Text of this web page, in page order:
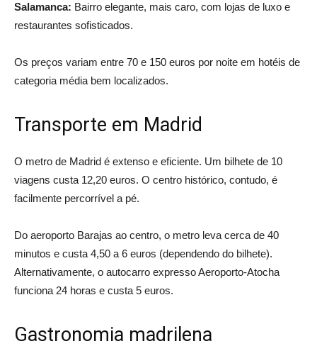
Salamanca: Bairro elegante, mais caro, com lojas de luxo e
restaurantes sofisticados.
Os preços variam entre 70 e 150 euros por noite em hotéis de
categoria média bem localizados.
Transporte em Madrid
O metro de Madrid é extenso e eficiente. Um bilhete de 10
viagens custa 12,20 euros. O centro histórico, contudo, é
facilmente percorrível a pé.
Do aeroporto Barajas ao centro, o metro leva cerca de 40
minutos e custa 4,50 a 6 euros (dependendo do bilhete).
Alternativamente, o autocarro expresso Aeroporto-Atocha
funciona 24 horas e custa 5 euros.
Gastronomia madrilena